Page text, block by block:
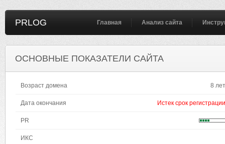
PRLOG Главная Анализ сайта
ОСНОВНЫЕ ПОКАЗАТЕЛИ САЙТА
Возраст домена 8 лет
Дата окончания Истек срок регистрации
PR
ИКС